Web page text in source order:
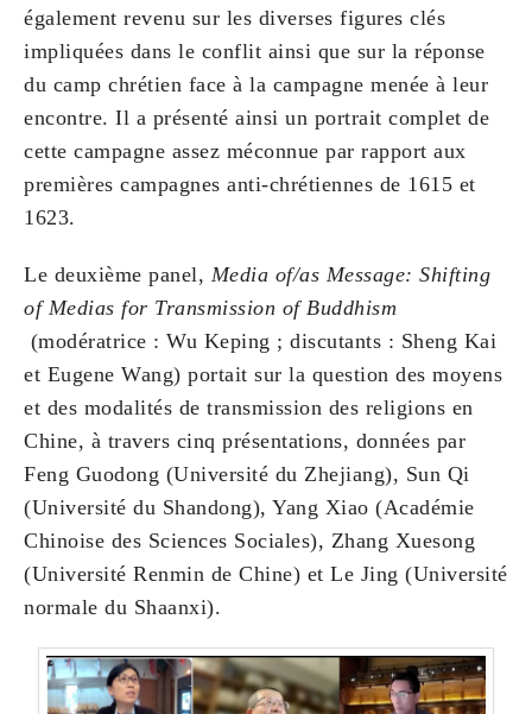
également revenu sur les diverses figures clés
impliquées dans le conflit ainsi que sur la réponse
du camp chrétien face à la campagne menée à leur
encontre. Il a présenté ainsi un portrait complet de
cette campagne assez méconnue par rapport aux
premières campagnes anti-chrétiennes de 1615 et
1623.
Le deuxième panel, Media of/as Message: Shifting
of Medias for Transmission of Buddhism
(modératrice : Wu Keping ; discutants : Sheng Kai
et Eugene Wang) portait sur la question des moyens
et des modalités de transmission des religions en
Chine, à travers cinq présentations, données par
Feng Guodong (Université du Zhejiang), Sun Qi
(Université du Shandong), Yang Xiao (Académie
Chinoise des Sciences Sociales), Zhang Xuesong
(Université Renmin de Chine) et Le Jing (Université
normale du Shaanxi).